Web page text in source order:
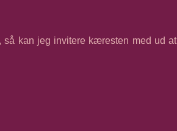
så kan jeg invitere kæresten med ud at